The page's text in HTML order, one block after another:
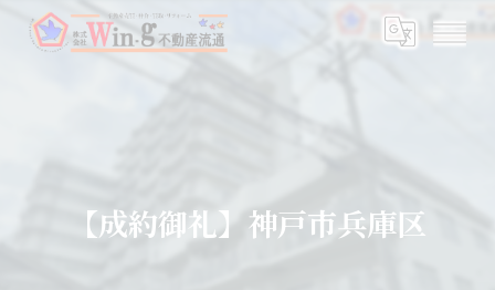
【成約御礼】神戸市兵庫区